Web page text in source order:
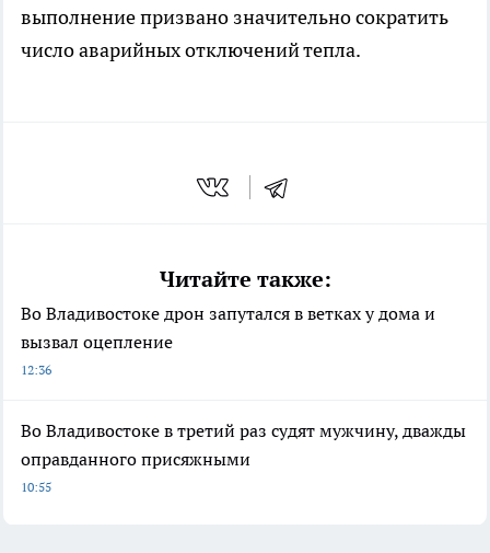
выполнение призвано значительно сократить
число аварийных отключений тепла.
Читайте также:
Во Владивостоке дрон запутался в ветках у дома и
вызвал оцепление
12:36
Во Владивостоке в третий раз судят мужчину, дважды
оправданного присяжными
10:55